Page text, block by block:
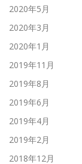
2020年5月
2020年3月
2020年1月
2019年11月
2019年8月
2019年6月
2019年4月
2019年2月
2018年12月